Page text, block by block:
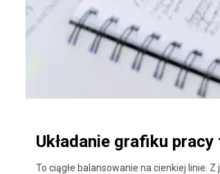
Układanie grafiku
To ciągłe balansowanie na cienkiej linie.